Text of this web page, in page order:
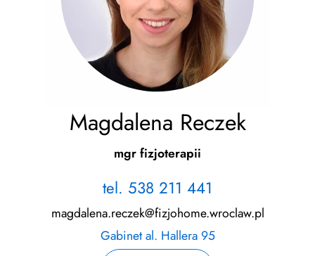
Magdalena Reczek
mgr fizjoterapii
tel. 538 211 441
magdalena.reczek@fizjohome.wroclaw.pl
Gabinet al. Hallera 95